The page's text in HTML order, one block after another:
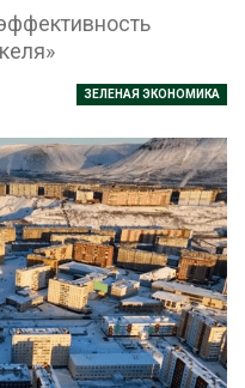
ЗЕЛЕНАЯ ЭКОНОМИКА